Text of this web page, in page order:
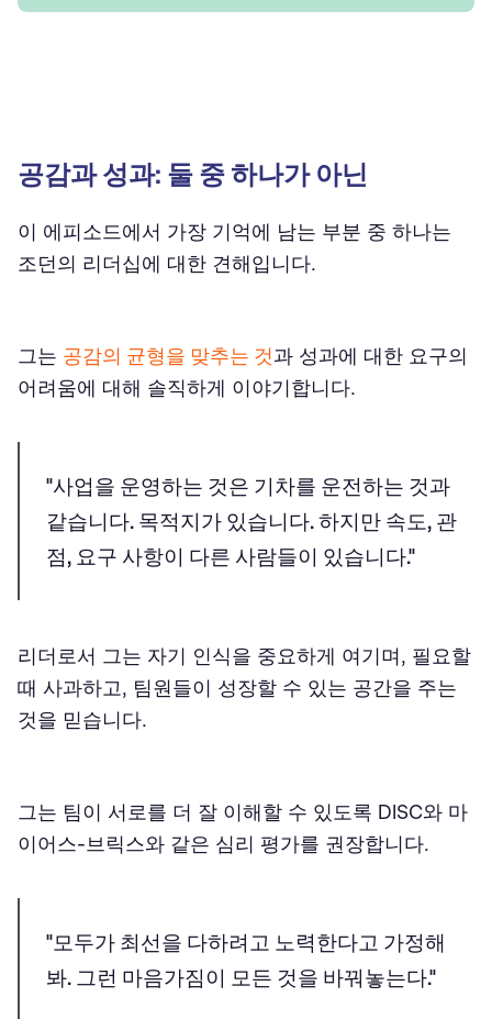
공감과 성과: 둘 중 하나가 아닌
이 에피소드에서 가장 기억에 남는 부분 중 하나는
조던의 리더십에 대한 견해입니다.
그는 공감의 균형을 맞추는 것과 성과에 대한 요구의
어려움에 대해 솔직하게 이야기합니다.
"사업을 운영하는 것은 기차를 운전하는 것과
같습니다. 목적지가 있습니다. 하지만 속도, 관
점, 요구 사항이 다른 사람들이 있습니다."
리더로서 그는 자기 인식을 중요하게 여기며, 필요할
때 사과하고, 팀원들이 성장할 수 있는 공간을 주는
것을 믿습니다.
그는 팀이 서로를 더 잘 이해할 수 있도록 DISC와 마
이어스-브릭스와 같은 심리 평가를 권장합니다.
"모두가 최선을 다하려고 노력한다고 가정해
봐. 그런 마음가짐이 모든 것을 바꿔놓는다."